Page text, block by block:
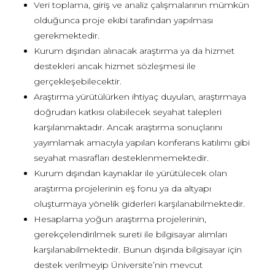
Veri toplama, giriş ve analiz çalışmalarının mümkün
olduğunca proje ekibi tarafından yapılması
gerekmektedir.
Kurum dışından alınacak araştırma ya da hizmet
destekleri ancak hizmet sözleşmesi ile
gerçekleşebilecektir.
Araştırma yürütülürken ihtiyaç duyulan, araştırmaya
doğrudan katkısı olabilecek seyahat talepleri
karşılanmaktadır. Ancak araştırma sonuçlarını
yayımlamak amacıyla yapılan konferans katılımı gibi
seyahat masrafları desteklenmemektedir.
Kurum dışından kaynaklar ile yürütülecek olan
araştırma projelerinin eş fonu ya da altyapı
oluşturmaya yönelik giderleri karşılanabilmektedir.
Hesaplama yoğun araştırma projelerinin,
gerekçelendirilmek sureti ile bilgisayar alımları
karşılanabilmektedir. Bunun dışında bilgisayar için
destek verilmeyip Üniversite’nin mevcut